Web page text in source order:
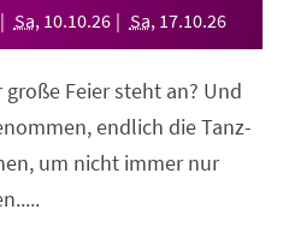
Sa, 10.10.26 Sa, 17.10.26
Feier steht an? Und
endlich die Tanz-
um nicht immer nur